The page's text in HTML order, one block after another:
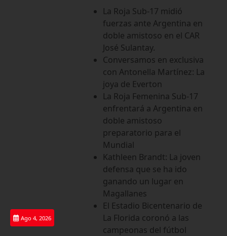
Ago 4, 2026
La Roja Sub-17 midió
fuerzas ante Argentina en
doble amistoso en el CAR
José Sulantay.
Conversamos en exclusiva
con Antonella Martínez: La
joya de Everton
La Roja Femenina Sub-17
enfrentará a Argentina en
doble amistoso
preparatorio para el
Mundial
Kathleen Brandt: La joven
defensa que se ha ido
ganando un lugar en
Magallanes
El Estadio Bicentenario de
La Florida coronó a las
campeonas del fútbol